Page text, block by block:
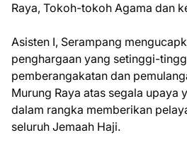
Raya, Tokoh-tokoh Agama dan
Asisten I, Serampang
penghargaan yang setinggi-
pemberangakatan dan
Murung Raya atas segala upaya
dalam rangka memberikan
seluruh Jemaah Haji.